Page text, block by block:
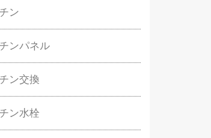
ン
ンパネル
ン交換
ン水栓